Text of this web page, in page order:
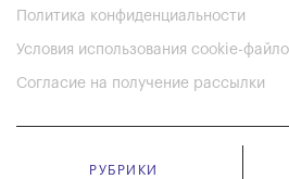
Политика конфиденциальности
Условия использования cookie-
Согласие на получение рассылки
РУБРИКИ